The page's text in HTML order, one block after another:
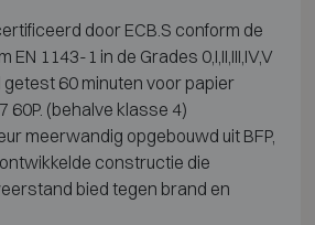
door ECB.S conform de
EN 1143-1 in de Grades 0,I,II,III,IV,V
60 minuten voor papier
60P. (behalve klasse 4)
meerwandig opgebouwd uit BFP,
constructie die
bied tegen brand en